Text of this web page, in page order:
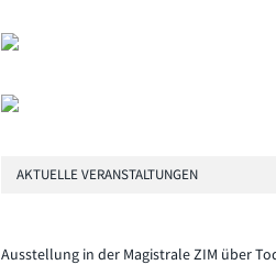
AKTUELLE VERANSTALTUNGEN
Ausstellung in der Magistrale ZIM über